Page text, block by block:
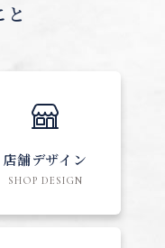
店舗デザイン
SHOP DESIGN